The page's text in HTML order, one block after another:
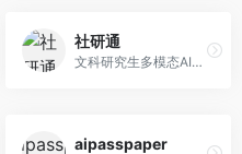
社研通
文科研究生多模态AI学术写作平台。面向文科研究生和社科研究者，提供文献综述、理论分析、定性研究辅助等服务，文科研究方法论支持完善。
aipasspaper